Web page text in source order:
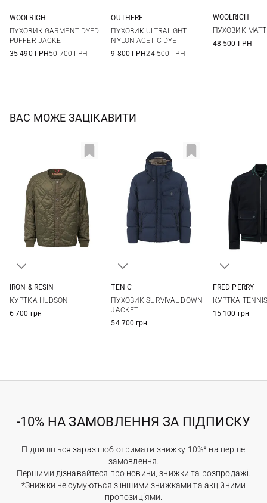
3XL
WOOLRICH
ПУХОВИК GARMENT DYED
PUFFER JACKET
35 490 ГРН50 700 ГРН
OUTHERE
ПУХОВИК ULTRALIGHT
NYLON ACETIC DYE
9 800 ГРН24 500 ГРН
WOOLRICH
ПУХОВИК MATT
48 500 ГРН
ВАС МОЖЕ ЗАЦІКАВИТИ
IRON & RESIN
КУРТКА HUDSON
6 700 грн
56
TEN C
ПУХОВИК SURVIVAL DOWN
JACKET
54 700 грн
FRED PERRY
КУРТКА
15 100 грн
-10% НА ЗАМОВЛЕННЯ ЗА ПІДПИСКУ
Підпишіться зараз щоб отримати знижку 10%* на перше
замовлення.
Першими дізнавайтеся про новини, знижки та розпродажі.
*Знижки не сумуються з іншими знижками та акційними
пропозиціями.